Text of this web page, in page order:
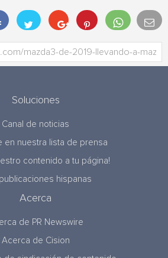
Soluciones
Canal de noticias
en nuestra lista de prensa
contenido a tu página!
hispanas
Acerca
de PR Newswire
Acerca de Cision